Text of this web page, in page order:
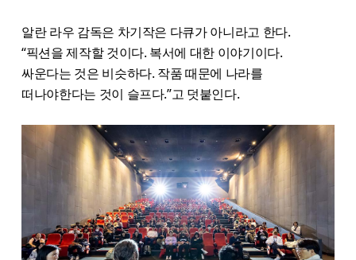
알란 라우 감독은 차기작은 다큐가 아니라고 한다.
“픽션을 제작할 것이다. 복서에 대한 이야기이다.
싸운다는 것은 비슷하다. 작품 때문에 나라를
떠나야한다는 것이 슬프다.”고 덧붙인다.